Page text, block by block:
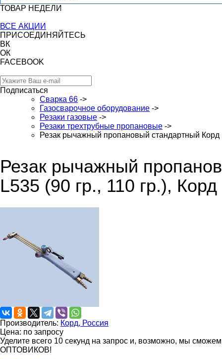
ТОВАР НЕДЕЛИ
ВСЕ АКЦИИ
ПРИСОЕДИНЯЙТЕСЬ
ВК
ОК
FACEBOOK
Подписаться
Сварка 66 ->
Газосварочное оборудование ->
Резаки газовые ->
Резаки трехтрубные пропановые ->
Резак рычажный пропановый стандартный Корд
Резак рычажный
L535 (90 гр., 110 гр.), Корд
Производитель: Корд, Россия
Цена: по запросу
Уделите всего 10 секунд на запрос и, возможно, мы
ОПТОВИКОВ!